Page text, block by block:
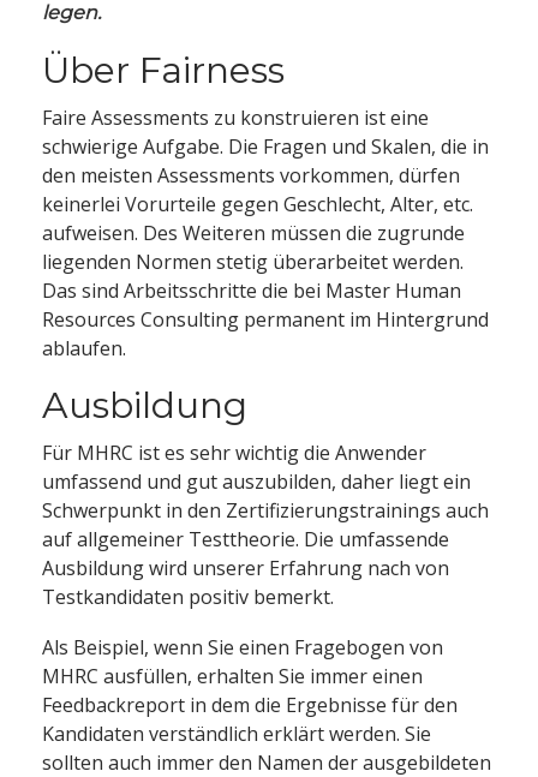
legen.
Über Fairness
Faire Assessments zu konstruieren ist eine
schwierige Aufgabe. Die Fragen und Skalen, die in
den meisten Assessments vorkommen, dürfen
keinerlei Vorurteile gegen Geschlecht, Alter, etc.
aufweisen. Des Weiteren müssen die zugrunde
liegenden Normen stetig überarbeitet werden.
Das sind Arbeitsschritte die bei Master Human
Resources Consulting permanent im Hintergrund
ablaufen.
Ausbildung
Für MHRC ist es sehr wichtig die Anwender
umfassend und gut auszubilden, daher liegt ein
Schwerpunkt in den Zertifizierungstrainings auch
auf allgemeiner Testtheorie. Die umfassende
Ausbildung wird unserer Erfahrung nach von
Testkandidaten positiv bemerkt.
Als Beispiel, wenn Sie einen Fragebogen von
MHRC ausfüllen, erhalten Sie immer einen
Feedbackreport in dem die Ergebnisse für den
Kandidaten verständlich erklärt werden. Sie
sollten auch immer den Namen der ausgebildeten